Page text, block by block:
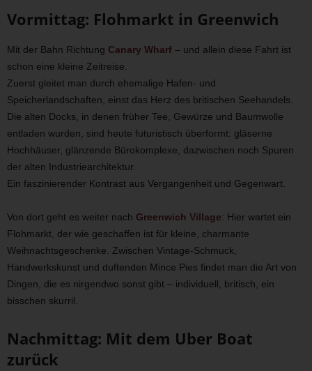
Vormittag: Flohmarkt in Greenwich
Mit der Bahn Richtung Canary Wharf – und allein diese Fahrt ist
schon eine kleine Zeitreise.
Zuerst gleitet man durch ehemalige Hafen- und
Speicherlandschaften, einst das Herz des britischen Seehandels.
Die alten Docks, in denen früher Tee, Gewürze und Baumwolle
entladen wurden, sind heute futuristisch überformt: gläserne
Hochhäuser, glänzende Bürokomplexe, dazwischen noch Spuren
der alten Industriearchitektur.
Ein faszinierender Kontrast aus Vergangenheit und Gegenwart.
Von dort geht es weiter nach Greenwich Village: Hier wartet ein
Flohmarkt, der wie geschaffen ist für kleine, charmante
Weihnachtsgeschenke. Zwischen Vintage-Schmuck,
Handwerkskunst und duftenden Mince Pies findet man die Art von
Dingen, die es nirgendwo sonst gibt – individuell, britisch, ein
bisschen skurril.
Nachmittag: Mit dem Uber Boat
zurück